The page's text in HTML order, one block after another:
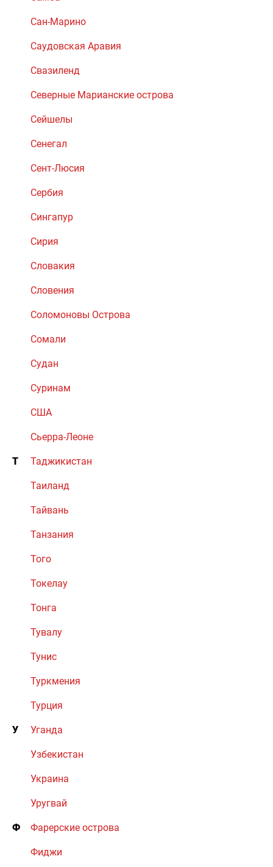
Сан-Марино
Саудовская Аравия
Свазиленд
Северные Марианские острова
Сейшелы
Сенегал
Сент-Люсия
Сербия
Сингапур
Сирия
Словакия
Словения
Соломоновы Острова
Сомали
Судан
Суринам
США
Сьерра-Леоне
Т Таджикистан
Таиланд
Тайвань
Танзания
Того
Токелау
Тонга
Тувалу
Тунис
Туркмения
Турция
У Уганда
Узбекистан
Украина
Уругвай
Ф Фарерские острова
Фиджи